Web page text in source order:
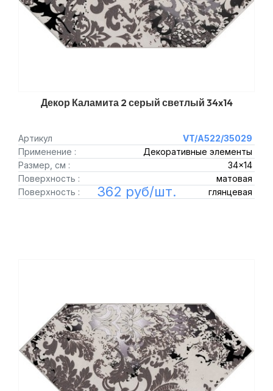
Декор Каламита 2 серый светлый 34x14
Артикул
VT/A522/35029
Применение :
Декоративные элементы
Размер, см :
34x14
Поверхность :
матовая
Поверхность :
глянцевая
362 руб/шт.